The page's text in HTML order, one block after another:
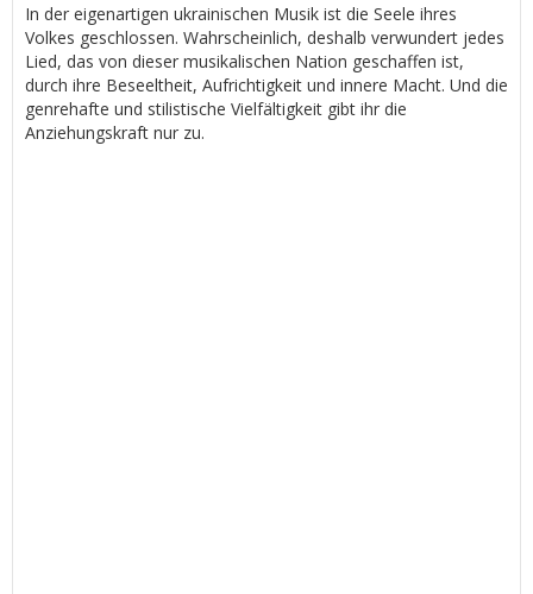
In der eigenartigen ukrainischen Musik ist die Seele ihres
Volkes geschlossen. Wahrscheinlich, deshalb verwundert jedes
Lied, das von dieser musikalischen Nation geschaffen ist,
durch ihre Beseeltheit, Aufrichtigkeit und innere Macht. Und die
genrehafte und stilistische Vielfältigkeit gibt ihr die
Anziehungskraft nur zu.